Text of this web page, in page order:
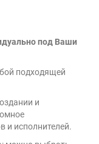
под Ваши
подходящей
и
и исполнителей.